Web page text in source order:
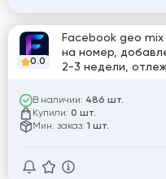
0.0
Facebook geo mix
на номер,
2-3 недели,
В наличии: 486 шт.
Купили: 0 шт.
Мин. заказ: 1 шт.